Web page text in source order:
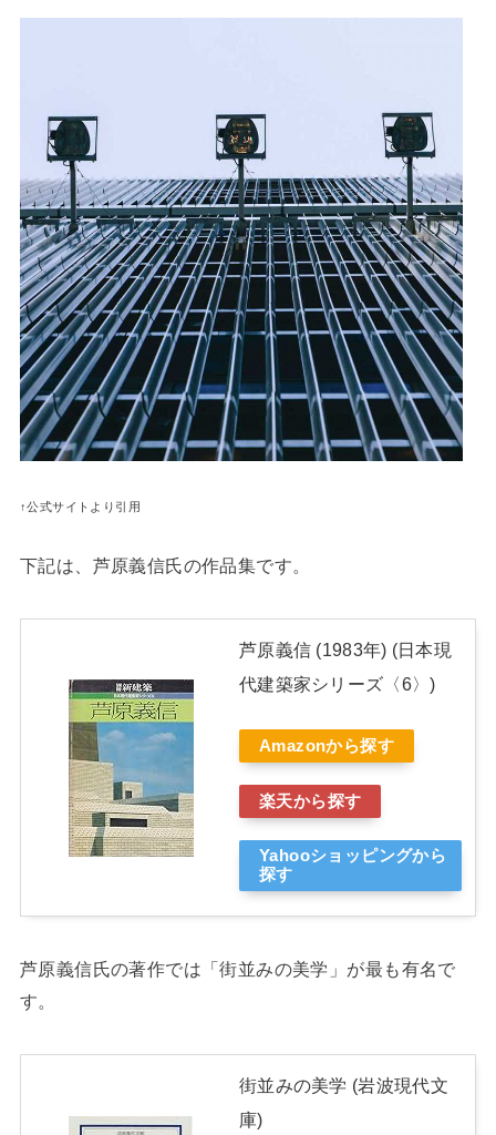
↑公式サイトより引用
下記は、芦原義信氏の作品集です。
芦原義信 (1983年) (日本現
代建築家シリーズ〈6〉)
Amazonから探す
楽天から探す
Yahooショッピングから
探す
芦原義信氏の著作では「街並みの美学」が最も有名で
す。
街並みの美学 (岩波現代文
庫)